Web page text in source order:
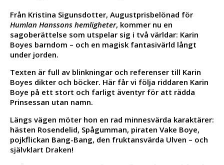
Från Kristina Sigunsdotter, Augustprisbelönad för
Humlan Hanssons hemligheter, kommer nu en
sagoberättelse som utspelar sig i två världar: Karin
Boyes barndom – och en magisk fantasivärld långt
under jorden.
Texten är full av blinkningar och referenser till Karin
Boyes dikter och böcker. Här får vi följa riddaren Karin
Boye på ett stort och farligt äventyr för att rädda
Prinsessan utan namn.
Längs vägen möter hon en rad minnesvärda karaktärer:
hästen Rosendelid, Spågumman, piraten Vake Boye,
pojkflickan Bang-Bang, den fruktansvärda Ulven – och
självklart Draken!